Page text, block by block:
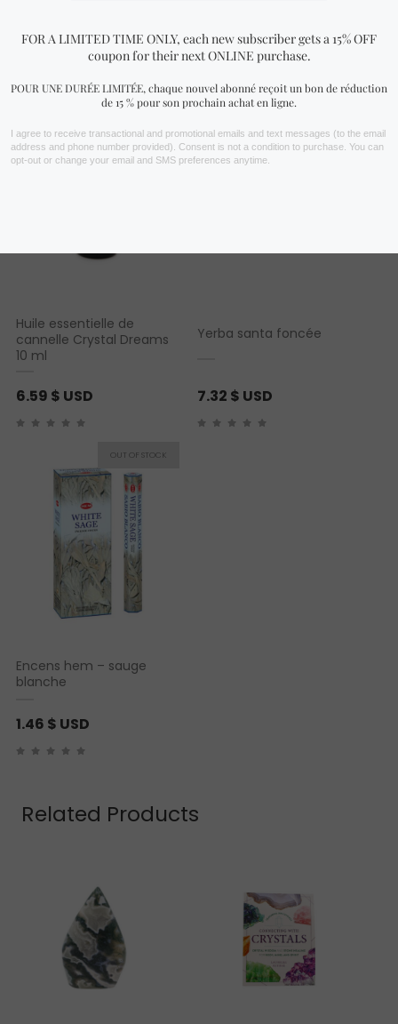
Vous aimerez peut-être aussi…
Huile essentielle de
cannelle Crystal Dreams
10 ml
6.59 $ USD
Yerba santa foncée
7.32 $ USD
Encens hem – sauge
blanche
1.46 $ USD
Related Products